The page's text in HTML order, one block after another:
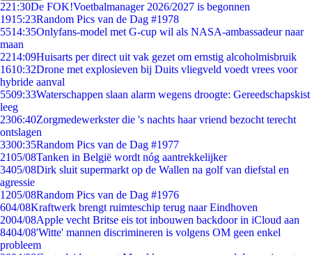
221:30De FOK!Voetbalmanager 2026/2027 is begonnen
1915:23Random Pics van de Dag #1978
5514:35Onlyfans-model met G-cup wil als NASA-ambassadeur naar
maan
2214:09Huisarts per direct uit vak gezet om ernstig alcoholmisbruik
1610:32Drone met explosieven bij Duits vliegveld voedt vrees voor
hybride aanval
5509:33Waterschappen slaan alarm wegens droogte: Gereedschapskist
leeg
2306:40Zorgmedewerkster die 's nachts haar vriend bezocht terecht
ontslagen
3300:35Random Pics van de Dag #1977
2105/08Tanken in België wordt nóg aantrekkelijker
3405/08Dirk sluit supermarkt op de Wallen na golf van diefstal en
agressie
1205/08Random Pics van de Dag #1976
604/08Kraftwerk brengt ruimteschip terug naar Eindhoven
2004/08Apple vecht Britse eis tot inbouwen backdoor in iCloud aan
8404/08'Witte' mannen discrimineren is volgens OM geen enkel
probleem